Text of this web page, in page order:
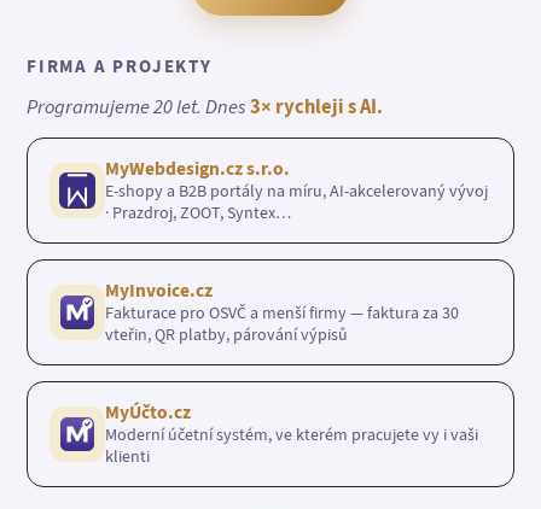
FIRMA A PROJEKTY
Programujeme 20 let. Dnes3× rychleji s AI.
MyWebdesign.cz s.r.o.
E-shopy a B2B portály na míru, AI-akcelerovaný vývoj
· Prazdroj, ZOOT, Syntex…
MyInvoice.cz
Fakturace pro OSVČ a menší firmy — faktura za 30
vteřin, QR platby, párování výpisů
MyÚčto.cz
Moderní účetní systém, ve kterém pracujete vy i vaši
klienti